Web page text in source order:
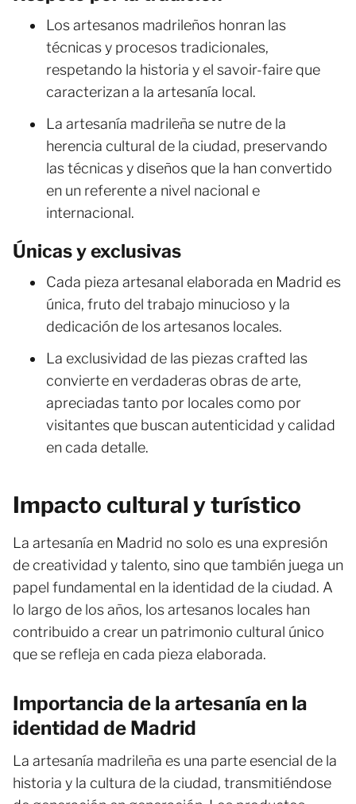
Los artesanos madrileños honran las
técnicas y procesos tradicionales,
respetando la historia y el savoir-faire que
caracterizan a la artesanía local.
La artesanía madrileña se nutre de la
herencia cultural de la ciudad, preservando
las técnicas y diseños que la han convertido
en un referente a nivel nacional e
internacional.
Únicas y exclusivas
Cada pieza artesanal elaborada en Madrid es
única, fruto del trabajo minucioso y la
dedicación de los artesanos locales.
La exclusividad de las piezas crafted las
convierte en verdaderas obras de arte,
apreciadas tanto por locales como por
visitantes que buscan autenticidad y calidad
en cada detalle.
Impacto cultural y turístico
La artesanía en Madrid no solo es una expresión
de creatividad y talento, sino que también juega un
papel fundamental en la identidad de la ciudad. A
lo largo de los años, los artesanos locales han
contribuido a crear un patrimonio cultural único
que se refleja en cada pieza elaborada.
Importancia de la artesanía en la
identidad de Madrid
La artesanía madrileña es una parte esencial de la
historia y la cultura de la ciudad, transmitiéndose